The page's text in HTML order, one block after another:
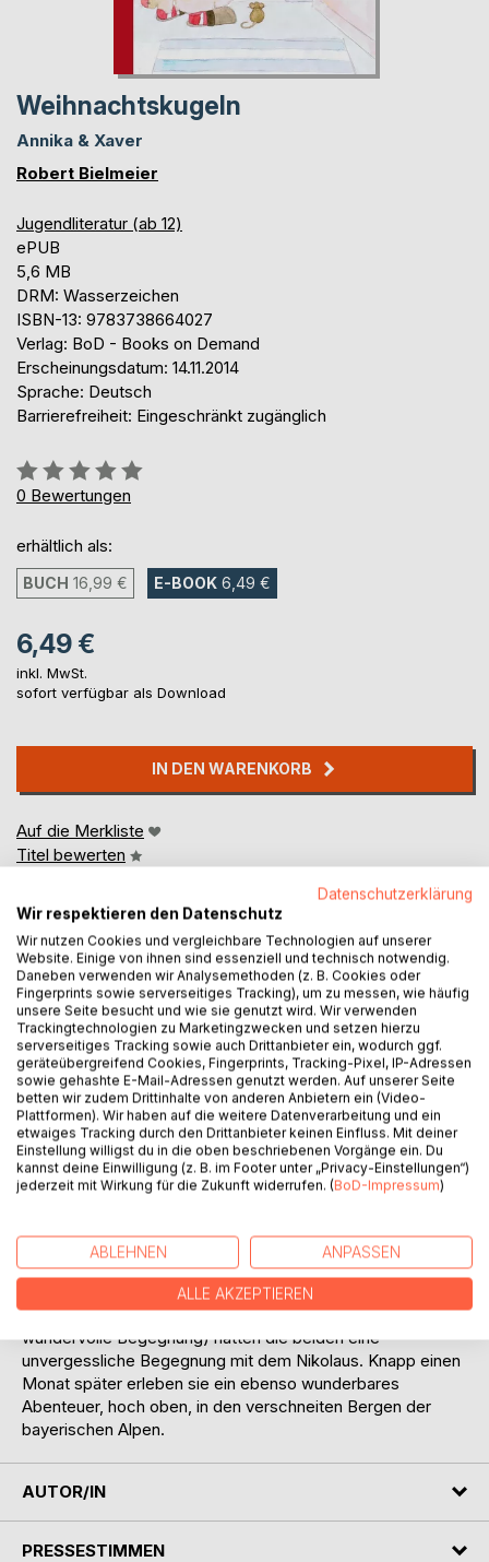
Weihnachtskugeln
Annika & Xaver
Robert Bielmeier
Jugendliteratur (ab 12)
ePUB
5,6 MB
DRM: Wasserzeichen
ISBN-13: 9783738664027
Verlag: BoD - Books on Demand
Erscheinungsdatum: 14.11.2014
Sprache: Deutsch
Barrierefreiheit: Eingeschränkt zugänglich
Bewertung::
0%
0 Bewertungen
erhältlich als:
BUCH 16,99 € E-BOOK 6,49 €
6,49 €
inkl. MwSt.
sofort verfügbar als Download
IN DEN WARENKORB
Auf die Merkliste
Titel bewerten
BESCHREIBUNG
Annika & Xaver fahren mit ihrem Großvater zu Weihnachten
auf eine Berghütte im Wendelsteingebirge. Ein
Schneesturm überrascht sie. Als sie nach mühevollem
Aufstieg endlich die Alm erreichen, macht Xaver eine
seltsame Entdeckung. Obwohl Annika glaubt, dass er sich
getäuscht hat, ist Xaver davon überzeugt, dass sie in der
Mit Weihnachtskugeln erscheint endlich der zweite Teil der
Weihnachtssaga um Annika & Xaver. Im ersten Teil (Eine
wundervolle Begegnung) hatten die beiden eine
unvergessliche Begegnung mit dem Nikolaus. Knapp einen
Monat später erleben sie ein ebenso wunderbares
Abenteuer, hoch oben, in den verschneiten Bergen der
bayerischen Alpen.
AUTOR/IN
PRESSESTIMMEN
Datenschutzerklärung
Wir respektieren den Datenschutz
Wir nutzen Cookies und vergleichbare Technologien auf unserer
Website. Einige von ihnen sind essenziell und technisch notwendig.
Daneben verwenden wir Analysemethoden (z. B. Cookies oder
Fingerprints sowie serverseitiges Tracking), um zu messen, wie häufig
unsere Seite besucht und wie sie genutzt wird. Wir verwenden
Trackingtechnologien zu Marketingzwecken und setzen hierzu
serverseitiges Tracking sowie auch Drittanbieter ein, wodurch ggf.
geräteübergreifend Cookies, Fingerprints, Tracking-Pixel, IP-Adressen
sowie gehashte E-Mail-Adressen genutzt werden. Auf unserer Seite
betten wir zudem Drittinhalte von anderen Anbietern ein (Video-
Plattformen). Wir haben auf die weitere Datenverarbeitung und ein
etwaiges Tracking durch den Drittanbieter keinen Einfluss. Mit deiner
Einstellung willigst du in die oben beschriebenen Vorgänge ein. Du
kannst deine Einwilligung (z. B. im Footer unter „Privacy-Einstellungen“)
jederzeit mit Wirkung für die Zukunft widerrufen. (BoD-Impressum)
ABLEHNEN ANPASSEN
ALLE AKZEPTIEREN